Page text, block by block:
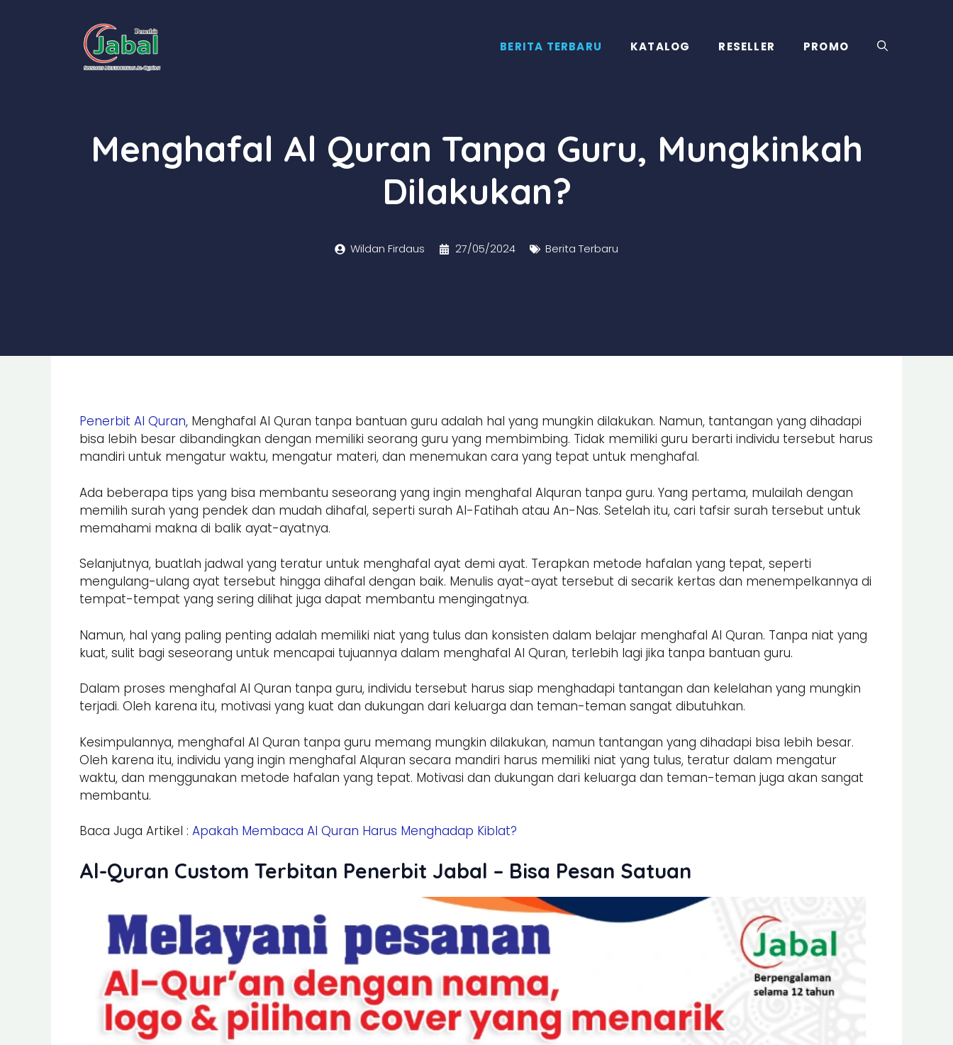
BERITA TERBARU KATALOG RESELLER PROMO
Menghafal Al Quran Tanpa Guru, Mungkinkah
Dilakukan?
Wildan Firdaus 27/05/2024 Berita Terbaru
Penerbit Al Quran, Menghafal Al Quran tanpa bantuan guru adalah hal yang mungkin dilakukan. Namun, tantangan yang dihadapi
bisa lebih besar dibandingkan dengan memiliki seorang guru yang membimbing. Tidak memiliki guru berarti individu tersebut harus
mandiri untuk mengatur waktu, mengatur materi, dan menemukan cara yang tepat untuk menghafal.
Ada beberapa tips yang bisa membantu seseorang yang ingin menghafal Alquran tanpa guru. Yang pertama, mulailah dengan
memilih surah yang pendek dan mudah dihafal, seperti surah Al-Fatihah atau An-Nas. Setelah itu, cari tafsir surah tersebut untuk
memahami makna di balik ayat-ayatnya.
Selanjutnya, buatlah jadwal yang teratur untuk menghafal ayat demi ayat. Terapkan metode hafalan yang tepat, seperti
mengulang-ulang ayat tersebut hingga dihafal dengan baik. Menulis ayat-ayat tersebut di secarik kertas dan menempelkannya di
tempat-tempat yang sering dilihat juga dapat membantu mengingatnya.
Namun, hal yang paling penting adalah memiliki niat yang tulus dan konsisten dalam belajar menghafal Al Quran. Tanpa niat yang
kuat, sulit bagi seseorang untuk mencapai tujuannya dalam menghafal Al Quran, terlebih lagi jika tanpa bantuan guru.
Dalam proses menghafal Al Quran tanpa guru, individu tersebut harus siap menghadapi tantangan dan kelelahan yang mungkin
terjadi. Oleh karena itu, motivasi yang kuat dan dukungan dari keluarga dan teman-teman sangat dibutuhkan.
Kesimpulannya, menghafal Al Quran tanpa guru memang mungkin dilakukan, namun tantangan yang dihadapi bisa lebih besar.
Oleh karena itu, individu yang ingin menghafal Alquran secara mandiri harus memiliki niat yang tulus, teratur dalam mengatur
waktu, dan menggunakan metode hafalan yang tepat. Motivasi dan dukungan dari keluarga dan teman-teman juga akan sangat
membantu.
Baca Juga Artikel : Apakah Membaca Al Quran Harus Menghadap Kiblat?
Al-Quran Custom Terbitan Penerbit Jabal – Bisa Pesan Satuan